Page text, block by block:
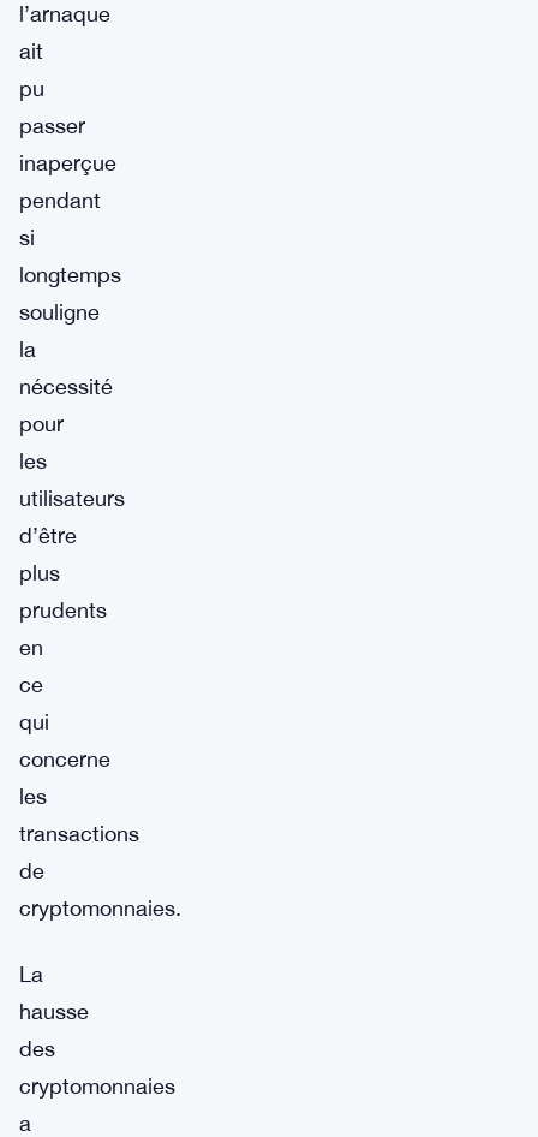
l’arnaque
ait
pu
passer
inaperçue
pendant
si
longtemps
souligne
la
nécessité
pour
les
utilisateurs
d’être
plus
prudents
en
ce
qui
concerne
les
transactions
de
cryptomonnaies.
La
hausse
des
cryptomonnaies
a